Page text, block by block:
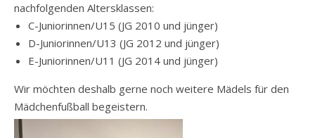
nachfolgenden Altersklassen:
C-Juniorinnen/U15 (JG 2010 und jünger)
D-Juniorinnen/U13 (JG 2012 und jünger)
E-Juniorinnen/U11 (JG 2014 und jünger)
Wir möchten deshalb gerne noch weitere Mädels für den
Mädchenfußball begeistern.